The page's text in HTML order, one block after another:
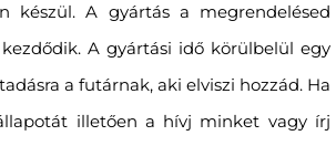
készül. A gyártás a megrendelésed
A gyártási idő körülbelül egy
a futárnak, aki elviszi hozzád. Ha
illetően a hívj minket vagy írj